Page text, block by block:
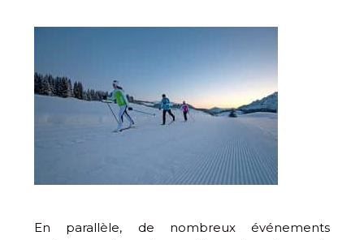
En parallèle, de nombreux événements